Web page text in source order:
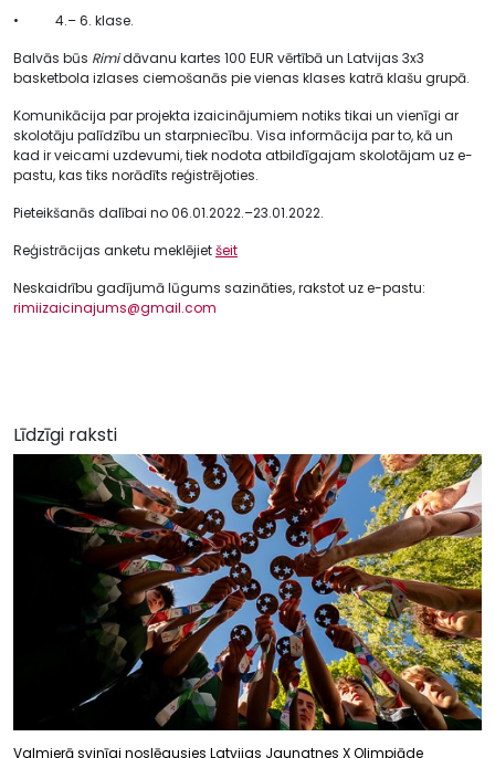
• 4.– 6. klase.
Balvās būs Rimidāvanu kartes 100 EUR vērtībā un Latvijas 3x3
basketbola izlases ciemošanās pie vienas klases katrā klašu grupā.
Komunikācija par projekta izaicinājumiem notiks tikai un vienīgi ar
skolotāju palīdzību un starpniecību. Visa informācija par to, kā un
kad ir veicami uzdevumi, tiek nodota atbildīgajam skolotājam uz e-
pastu, kas tiks norādīts reģistrējoties.
Pieteikšanās dalībai no 06.01.2022.–23.01.2022.
Reģistrācijas anketu meklējietšeit
Neskaidrību gadījumā lūgums sazināties, rakstot uz e-pastu:
rimiizaicinajums@gmail.com
Līdzīgi raksti
Valmierā svinīgi noslēgusies Latvijas Jaunatnes X Olimpiāde